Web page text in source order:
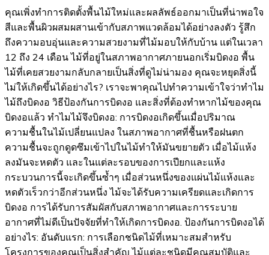
คุณเพิ่งทำการติดตั้งพื้นไม้ใหม่และผลลัพธ์ออกมาเป็นที่น่าพอใจ
สีและพื้นผิวผสมผสานเข้ากับสภาพแวดล้อมได้อย่างลงตัว รู้สึก
ถึงความอบอุ่นและความสวยงามที่ไม้มอบให้กับบ้าน แต่ในเวลา
12 ถึง 24 เดือน ไม้ที่อยู่ในสภาพอากาศภายนอกเริ่มบิดงอ พื้น
ไม้ที่เคยสวยงามกลับกลายเป็นสิ่งที่ดูไม่น่ามอง คุณจะหยุดสิ่งนี้
ไม่ให้เกิดขึ้นได้อย่างไร? เราจะพาคุณไปทำความเข้าใจว่าทำไม
ไม้ถึงบิดงอ วิธีป้องกันการบิดงอ และสิ่งที่ต้องทำหากไม้ของคุณ
บิดงอแล้ว ทำไมไม้จึงบิดงอ: การบิดงอเกิดขึ้นเมื่อปริมาณ
ความชื้นในไม้เปลี่ยนแปลง ในสภาพอากาศที่ชื้นหรือฝนตก
ความชื้นจะถูกดูดซึมเข้าไปในไม้ทำให้มันขยายตัว เมื่อไม้แห้ง
ลงมันจะหดตัว และในแต่ละรอบของการเปียกและแห้ง
กระบวนการนี้จะเกิดขึ้นซ้ำๆ เมื่อส่วนหนึ่งของแผ่นไม้แห้งและ
หดตัวเร็วกว่าอีกส่วนหนึ่ง ไม้จะได้รับความเครียดและเกิดการ
บิดงอ การได้รับการสัมผัสกับสภาพอากาศและการระบาย
อากาศที่ไม่ดีเป็นปัจจัยที่ทำให้เกิดการบิดงอ. ป้องกันการบิดงอได้
อย่างไร: อันดับแรก: การเลือกชนิดไม้ที่เหมาะสมสำหรับ
โครงการของคุณเป็นสิ่งสำคัญ ไม้แต่ละชนิดมีคุณสมบัติและ